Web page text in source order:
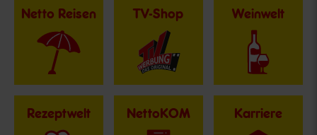
Netto Reisen TV-Shop Weinwelt
Rezeptwelt NettoKOM Karriere